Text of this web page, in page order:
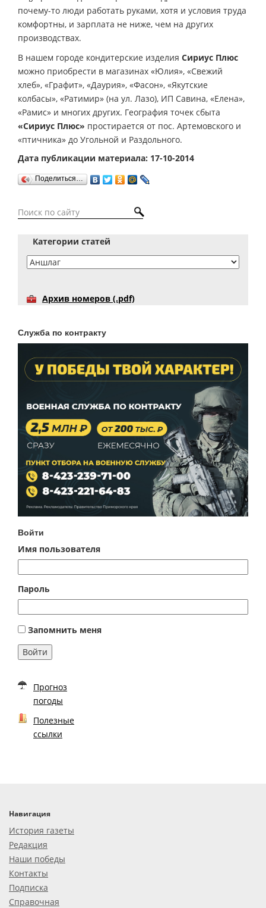
почему-то люди работать руками, хотя и условия труда
комфортны, и зарплата не ниже, чем на других
производствах.
В нашем городе кондитерские изделия Сириус Плюс
можно приобрести в магазинах «Юлия», «Свежий
хлеб», «Графит», «Даурия», «Фасон», «Якутские
колбасы», «Ратимир» (на ул. Лазо), ИП Савина, «Елена»,
«Рамис» и многих других. География точек сбыта
«Сириус Плюс» простирается от пос. Артемовского и
«птичника» до Угольной и Раздольного.
Дата публикации материала: 17-10-2014
Поделиться…
Категории статей
Архив номеров (.pdf)
Служба по контракту
Войти
Имя пользователя
Пароль
Запомнить меня
Войти
Прогноз
погоды
Полезные
ссылки
Навигация
История газеты
Редакция
Наши победы
Контакты
Подписка
Справочная